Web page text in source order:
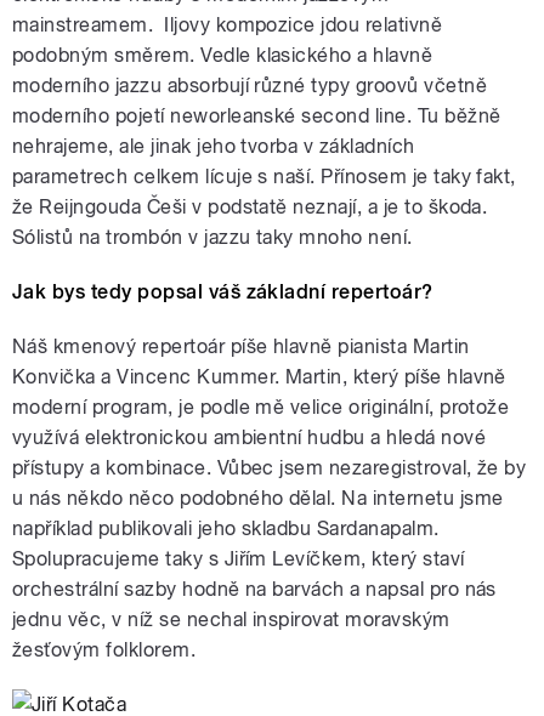
mainstreamem. Iljovy kompozice jdou relativně
podobným směrem. Vedle klasického a hlavně
moderního jazzu absorbují různé typy groovů včetně
moderního pojetí neworleanské second line. Tu běžně
nehrajeme, ale jinak jeho tvorba v základních
parametrech celkem lícuje s naší. Přínosem je taky fakt,
že Reijngouda Češi v podstatě neznají, a je to škoda.
Sólistů na trombón v jazzu taky mnoho není.
Jak bys tedy popsal váš základní repertoár?
Náš kmenový repertoár píše hlavně pianista Martin
Konvička a Vincenc Kummer. Martin, který píše hlavně
moderní program, je podle mě velice originální, protože
využívá elektronickou ambientní hudbu a hledá nové
přístupy a kombinace. Vůbec jsem nezaregistroval, že by
u nás někdo něco podobného dělal. Na internetu jsme
například publikovali jeho skladbu Sardanapalm.
Spolupracujeme taky s Jiřím Levíčkem, který staví
orchestrální sazby hodně na barvách a napsal pro nás
jednu věc, v níž se nechal inspirovat moravským
žesťovým folklorem.